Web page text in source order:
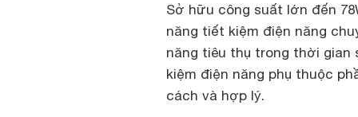
Sở hữu công suất lớn đến
năng tiết kiệm điện năng
năng tiêu thụ trong thời gian
kiệm điện năng phụ thuộc
cách và hợp lý.